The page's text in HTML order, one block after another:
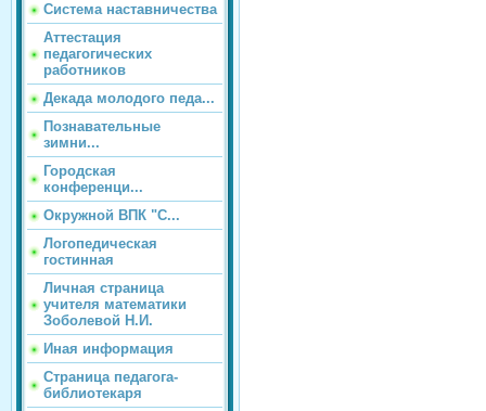
Система наставничества
Аттестация
педагогических
работников
Декада молодого педа...
Познавательные
зимни...
Городская
конференци...
Окружной ВПК "С...
Логопедическая
гостинная
Личная страница
учителя математики
Зоболевой Н.И.
Иная информация
Страница педагога-
библиотекаря